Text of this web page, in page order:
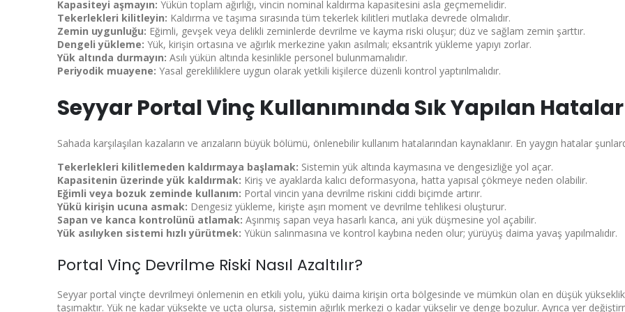
Kapasiteyi aşmayın: Yükün toplam ağırlığı, vincin nominal kaldırma kapasitesini asla geçmemelidir.
Tekerlekleri kilitleyin: Kaldırma ve taşıma sırasında tüm tekerlek kilitleri mutlaka devrede olmalıdır.
Zemin uygunluğu: Eğimli, gevşek veya delikli zeminlerde devrilme ve kayma riski oluşur; düz ve sağlam zemin şarttır.
Dengeli yükleme: Yük, kirişin ortasına ve ağırlık merkezine yakın asılmalı; eksantrik yükleme yapıyı zorlar.
Yük altında durmayın: Asılı yükün altında kesinlikle personel bulunmamalıdır.
Periyodik muayene: Yasal gerekliliklere uygun olarak yetkili kişilerce düzenli kontrol yaptırılmalıdır.
Seyyar Portal Vinç Kullanımında Sık Yapılan Hatalar
Sahada karşılaşılan kazaların ve arızaların büyük bölümü, önlenebilir kullanım hatalarından kaynaklanır. En yaygın hatalar
Tekerlekleri kilitlemeden kaldırmaya başlamak: Sistemin yük altında kaymasına ve dengesizliğe yol açar.
Kapasitenin üzerinde yük kaldırmak: Kiriş ve ayaklarda kalıcı deformasyona, hatta yapısal çökmeye neden olabilir.
Eğimli veya bozuk zeminde kullanım: Portal vincin yana devrilme riskini ciddi biçimde artırır.
Yükü kirişin ucuna asmak: Dengesiz yükleme, kirişte aşırı moment ve devrilme tehlikesi oluşturur.
Sapan ve kanca kontrolünü atlamak: Aşınmış sapan veya hasarlı kanca, ani yük düşmesine yol açabilir.
Yük asılıyken sistemi hızlı yürütmek: Yükün salınmasına ve kontrol kaybına neden olur; yürüyüş daima yavaş yapılmalıdır.
Portal Vinç Devrilme Riski Nasıl Azaltılır?
Seyyar portal vinçte devrilmeyi önlemenin en etkili yolu, yükü daima kirişin orta bölgesinde ve mümkün olan en düşük
taşımaktır. Yük ne kadar yüksekte ve uçta olursa, sistemin ağırlık merkezi o kadar yükselir ve denge bozulur. Ayrıca yer